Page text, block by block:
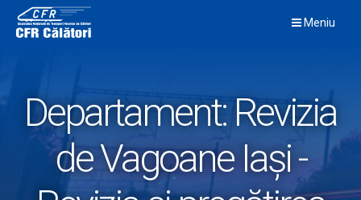
content
Meniu
Departament:Revizia
de Vagoane Iași -